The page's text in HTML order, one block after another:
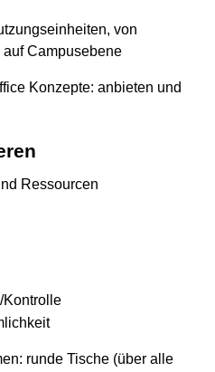
von
Campusebene
Konzepte: anbieten und
Ressourcen
Kontrolle
runde Tische (über alle